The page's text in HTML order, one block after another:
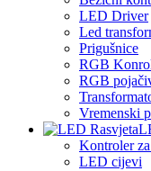
LED Driver
Led
Prigušnice
RGB
RGB
Vremenski
Kontroler
LED cijevi